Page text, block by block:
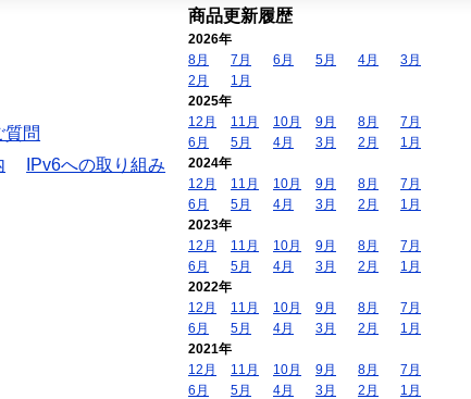
質問
IPv6への取り組み
商品更新履歴
2026年
8月
7月 6月 5月 4月
3月
2月
1月
2025年
12月
11月 10月 9月 8月
7月
6月
5月 4月 3月 2月
1月
2024年
12月
11月 10月 9月 8月
7月
6月
5月 4月 3月 2月
1月
2023年
12月
11月 10月 9月 8月
7月
6月
5月 4月 3月 2月
1月
2022年
12月
11月 10月 9月 8月
7月
6月
5月 4月 3月 2月
1月
2021年
12月
11月 10月 9月 8月
7月
6月
5月 4月 3月 2月
1月